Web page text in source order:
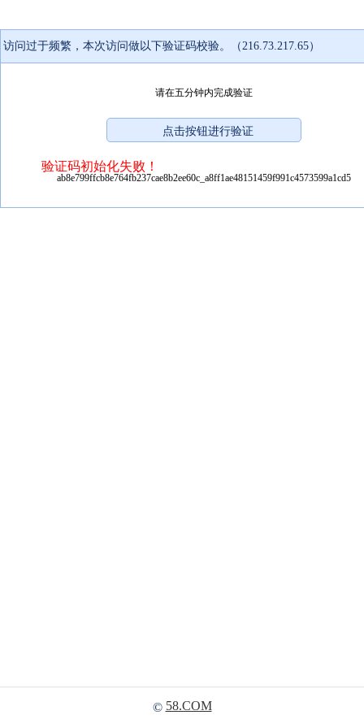
访问过于频繁，本次访问做以下验证码校验。（216.73.217.65）
请在五分钟内完成验证
验证码初始化失败！
ab8e799ffcb8e764fb237cae8b2ee60c_a8ff1ae48151459f991c4573599a1cd5
© 58.COM